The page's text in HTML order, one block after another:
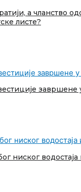
а чланство
листе?
завршене
ниског водостаја